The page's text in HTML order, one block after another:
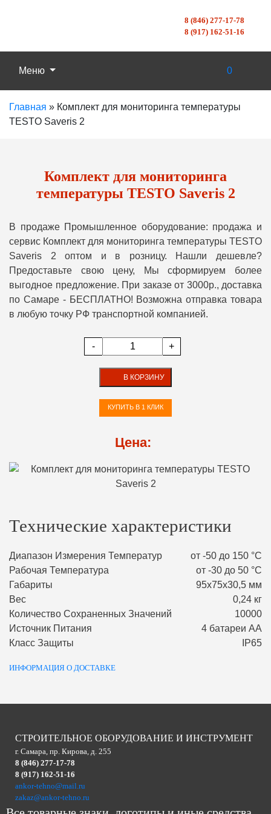
8 (846) 277-17-78
8 (917) 162-51-16
Меню 0
Главная » Комплект для мониторинга температуры
TESTO Saveris 2
Комплект для мониторинга
температуры TESTO Saveris 2
В продаже Промышленное оборудование: продажа и
сервис Комплект для мониторинга температуры TESTO
Saveris 2 оптом и в розницу. Нашли дешевле?
Предоставьте свою цену, Мы сформируем более
выгодное предложение. При заказе от 3000р., доставка
по Самаре - БЕСПЛАТНО! Возможна отправка товара
в любую точку РФ транспортной компанией.
- +
В КОРЗИНУ
КУПИТЬ В 1 КЛИК
Цена:
Технические характеристики
Диапазон Измерения Температур
от -50 до 150 °С
Рабочая Температура
от -30 до 50 °С
Габариты
95х75х30,5 мм
Вес
0,24 кг
Количество Сохраненных Значений
10000
Источник Питания
4 батареи АА
Класс Защиты
IP65
ИНФОРМАЦИЯ О ДОСТАВКЕ
СТРОИТЕЛЬНОЕ ОБОРУДОВАНИЕ И ИНСТРУМЕНТ
г. Самара, пр. Кирова, д. 255
8 (846) 277-17-78
8 (917) 162-51-16
ankor-tehno@mail.ru
zakaz@ankor-tehno.ru